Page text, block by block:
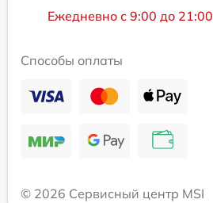
Ежедневно с 9:00 до 21:00
Способы оплаты
© 2026 Сервисный центр MSI